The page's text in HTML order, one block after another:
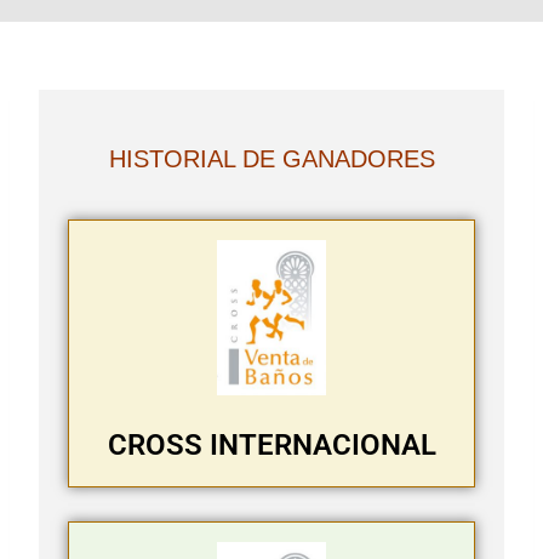
HISTORIAL DE GANADORES
CROSS INTERNACIONAL